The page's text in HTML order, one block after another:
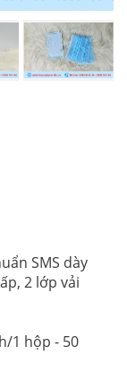
SMS dày
2 lớp vải
1 hộp - 50